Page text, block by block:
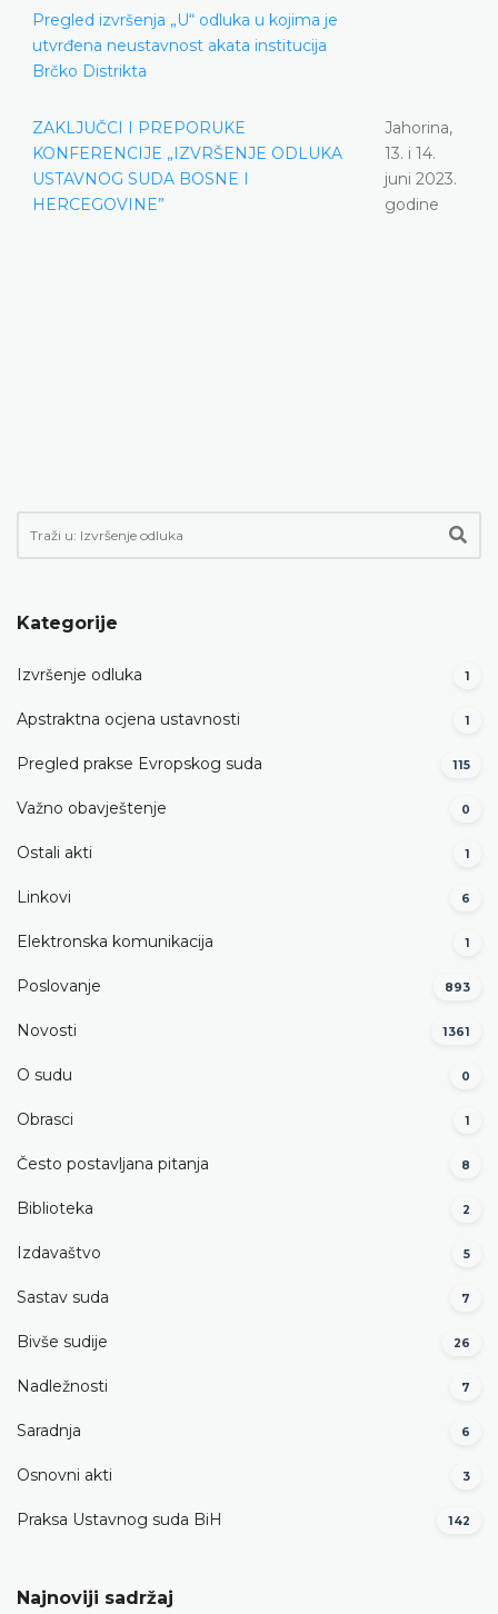
Pregled izvršenja „U“ odluka u kojima je
utvrđena neustavnost akata institucija
Brčko Distrikta
ZAKLJUČCI I PREPORUKE
KONFERENCIJE „IZVRŠENJE ODLUKA
USTAVNOG SUDA BOSNE I
HERCEGOVINE”
Jahorina,
13. i 14.
juni 2023.
godine
Kategorije
Izvršenje odluka 1
Apstraktna ocjena ustavnosti 1
Pregled prakse Evropskog suda 115
Važno obavještenje 0
Ostali akti 1
Linkovi 6
Elektronska komunikacija 1
Poslovanje 893
Novosti 1361
O sudu 0
Obrasci 1
Često postavljana pitanja 8
Biblioteka 2
Izdavaštvo 5
Sastav suda 7
Bivše sudije 26
Nadležnosti 7
Saradnja 6
Osnovni akti 3
Praksa Ustavnog suda BiH 142
Najnoviji sadržaj